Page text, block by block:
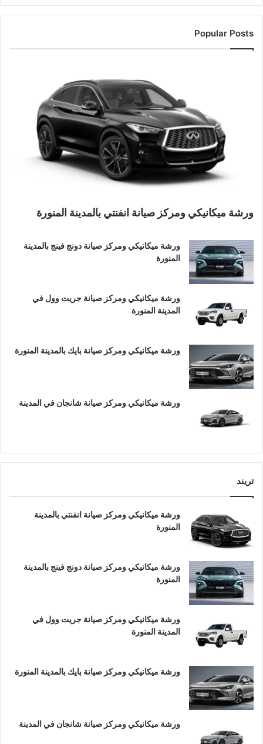
Popular Posts
ورشة ميكانيكي ومركز صيانة انفنتي بالمدينة المنورة
ورشة ميكانيكي ومركز صيانة دونج فينج بالمدينة
المنورة
ورشة ميكانيكي ومركز صيانة جريت وول في
المدينة المنورة
ورشة ميكانيكي ومركز صيانة بايك بالمدينة المنورة
ورشة ميكانيكي ومركز صيانة شانجان في المدينة
تريند
ورشة ميكانيكي ومركز صيانة انفنتي بالمدينة
المنورة
ورشة ميكانيكي ومركز صيانة دونج فينج بالمدينة
المنورة
ورشة ميكانيكي ومركز صيانة جريت وول في
المدينة المنورة
ورشة ميكانيكي ومركز صيانة بايك بالمدينة المنورة
ورشة ميكانيكي ومركز صيانة شانجان في المدينة